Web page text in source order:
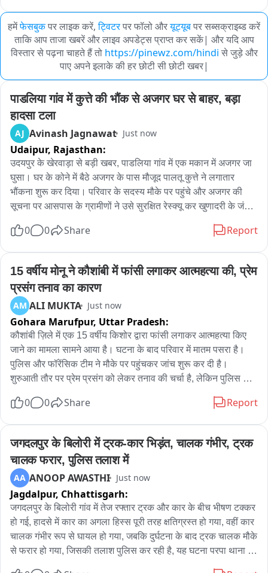
हमेंफेसबुकपर लाइक करें, ट्विटरपर फॉलो औरयूट्यूबपर सब्सक्राइब्ड करें
ताकि आप ताजा खबरें और लाइव अपडेट्स प्राप्त कर सकें| और यदि आप
विस्तार से पढ़ना चाहते हैं तो https://pinewz.com/hindi से जुड़े और
पाए अपने इलाके की हर छोटी सी छोटी खबर|
पाडलिया गांव में कुत्ते की भौंक से अजगर घर से बाहर, बड़ा
हादसा टला
AJ Avinash Jagnawat Just now
Udaipur, Rajasthan:
उदयपुर के खेरवाड़ा से बड़ी खबर, पाडलिया गांव में एक मकान में अजगर जा
घुसा। घर के कोने में बैठे अजगर के पास मौजूद पालतू कुत्ते ने लगातार
भौंकना शुरू कर दिया। परिवार के सदस्य मौके पर पहुंचे और अजगर की
सूचना पर आसपास के ग्रामीणों ने उसे सुरक्षित रेस्क्यू कर खुणादरी के जंगल
गांव में चर्चा का विषय बन गया।
0 0 Share Report
15 वर्षीय मोनू ने कौशांबी में फांसी लगाकर आत्महत्या की, प्रेम
प्रसंग तनाव का कारण
AM ALI MUKTA Just now
Gohara Marufpur, Uttar Pradesh:
कौशांबी ज़िले में एक 15 वर्षीय किशोर द्वारा फांसी लगाकर आत्महत्या किए
जाने का मामला सामने आया है। घटना के बाद परिवार में मातम पसरा है।
पुलिस और फॉरेंसिक टीम ने मौके पर पहुंचकर जांच शुरू कर दी है।
शुरुआती तौर पर प्रेम प्रसंग को लेकर तनाव की चर्चा है, लेकिन पुलिस सभी
वर्षीय मोनू पुत्र शीतल सिंहरौर ने घर के कमरे में फांसी लगाकर आत्महत्या
कर ली। काफी देर तक कमरे का दरवाजा नहीं खुलनेपर परिजनों ने देखा तो
किशोर फंदे से लटका मिला। घटना की सूचना मिलते ही भरवारी चौकी
पुलिस और फॉरेंसिक टीम मौके पर पहुंची और साक्ष्य जुटाए।
परिजनों के अनुसार किशोर पिछले कुछ दिनों से मानसिक तनाव में था।
परिवार ने उससे कई बार वजह जानने की कोशिश की, लेकिन उसने कुछ नहीं
बताया। पुलिस ने शव को कब्जे में लेकर पंचनामा भरने के बाद पोस्टमार्टम के
लिए भेज दिया है।
0 0 Share Report
जगदलपुर के बिलोरी में ट्रक-कार भिड़ंत, चालक गंभीर, ट्रक
चालक फरार, पुलिस तलाश में
AA ANOOP AWASTHI Just now
Jagdalpur, Chhattisgarh:
जगदलपुर के बिलोरी गांव में तेज रफ्तार ट्रक और कार के बीच भीषण टक्कर
हो गई, हादसे में कार का अगला हिस्स पूरी तरह क्षतिग्रस्त हो गया, वहीं कार
चालक गंभीर रूप से घायल हो गया, जबकि दुर्घटना के बाद ट्रक चालक मौके
से फरार हो गया, जिसकी तलाश पुलिस कर रही है, यह घटना परपा थाना